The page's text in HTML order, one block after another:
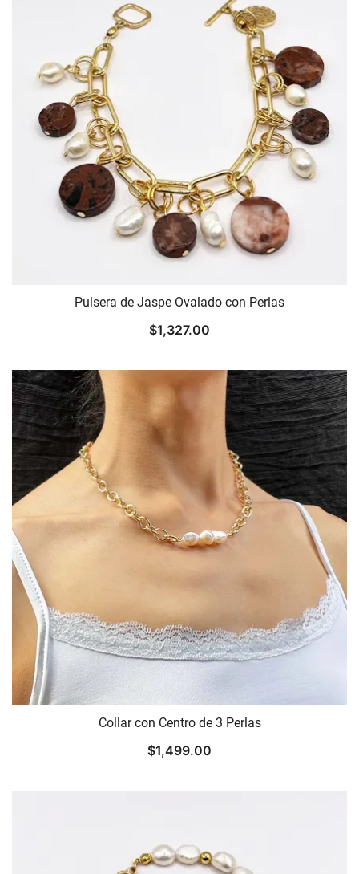
Pulsera de Jaspe Ovalado con Perlas
$1,327.00
Collar con Centro de 3 Perlas
$1,499.00